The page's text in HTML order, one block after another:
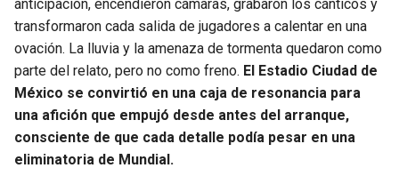
anticipación, encendieron cámaras, grabaron los cánticos y
transformaron cada salida de jugadores a calentar en una
ovación. La lluvia y la amenaza de tormenta quedaron como
parte del relato, pero no como freno. El Estadio Ciudad de
México se convirtió en una caja de resonancia para
una afición que empujó desde antes del arranque,
consciente de que cada detalle podía pesar en una
eliminatoria de Mundial.